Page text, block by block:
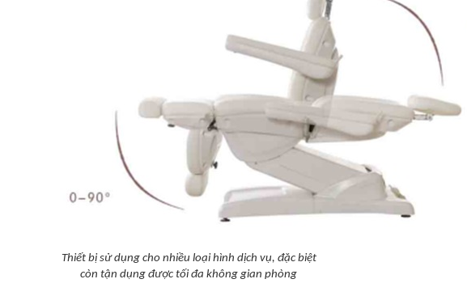
Thiết bị sử dụng cho nhiều loại hình dịch vụ, đặc biệt
còn tận dụng được tối đa không gian phòng